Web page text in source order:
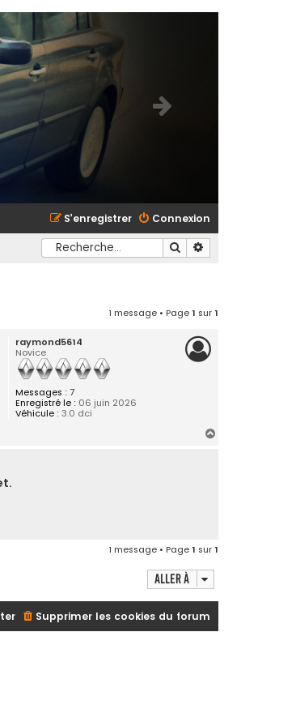
Connexion
S’enregistrer
Rechercher
1 message • Page1 sur1
raymond5614
Novice
Messages : 7
Enregistré le : 06 juin 2026
Véhicule : 3.0 dci
1 message • Page1 sur1
Aller à
Supprimer les cookies du forum